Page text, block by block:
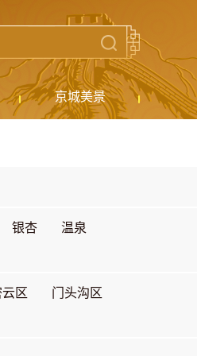
京城美景
银杏 温泉
云区 门头沟区